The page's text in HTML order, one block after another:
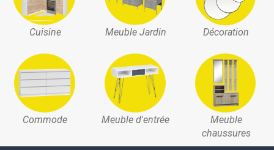
Cuisine Meuble Jardin Décoration
Commode Meuble d'entrée
Meuble
chaussures